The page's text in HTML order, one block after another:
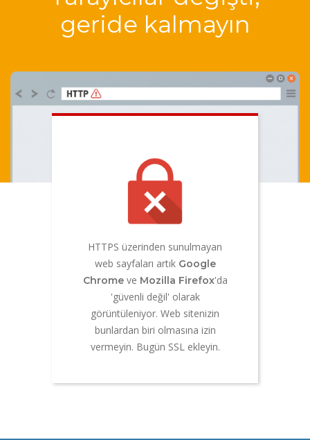
geride kalmayın
HTTPS üzerinden sunulmayan
web sayfaları artık Google
Chromeve Mozilla Firefox'da
'güvenli değil' olarak
görüntüleniyor. Web sitenizin
bunlardan biri olmasına izin
vermeyin. Bugün SSL ekleyin.